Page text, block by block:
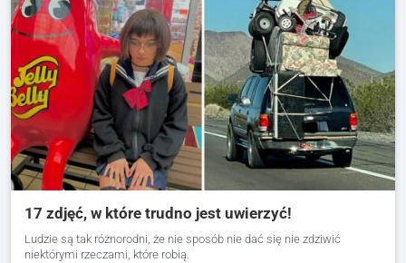
17 zdjęć, w które trudno jest uwierzyć!
Ludzie są tak różnorodni, że nie sposób nie dać się nie zdziwić
niektórymi rzeczami, które robią.